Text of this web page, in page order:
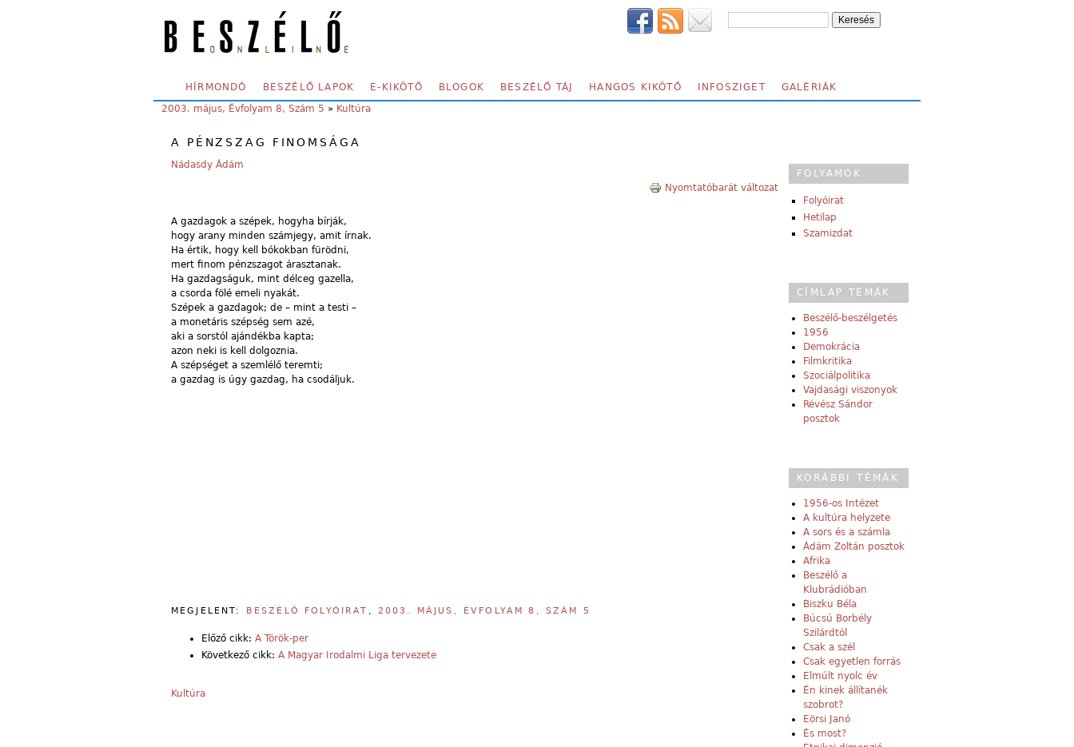
SECONDARY MENU
HÍRMONDÓ BESZÉLŐ LAPOK E-KIKÖTŐ BLOGOK BESZÉLŐ TÁJ HANGOS KIKÖTŐ INFOSZIGET GALÉRIÁK
YOU ARE HERE:
2003. május, Évfolyam 8, Szám 5 » Kultúra
A PÉNZSZAG FINOMSÁGA
Nádasdy Ádám
Nyomtatóbarát változat
A gazdagok a szépek, hogyha bírják,
hogy arany minden számjegy, amit írnak.
Ha értik, hogy kell bókokban fürödni,
mert finom pénzszagot árasztanak.
Ha gazdagságuk, mint délceg gazella,
a csorda fölé emeli nyakát.
Szépek a gazdagok; de – mint a testi –
a monetáris szépség sem azé,
aki a sorstól ajándékba kapta;
azon neki is kell dolgoznia.
A szépséget a szemlélő teremti;
a gazdag is úgy gazdag, ha csodáljuk.
MEGJELENT: BESZÉLŐ FOLYÓIRAT 2003. MÁJUS, ÉVFOLYAM 8, SZÁM 5
Előző cikk: A Török-per
Következő cikk: A Magyar Irodalmi Liga tervezete
Kultúra
FOLYAMOK
Folyóirat
Hetilap
Szamizdat
CÍMLAP TÉMÁK
Beszélő-beszélgetés
1956
Demokrácia
Filmkritika
Szociálpolitika
Vajdasági viszonyok
Révész Sándor
posztok
KORÁBBI TÉMÁK
1956-os Intézet
A kultúra helyzete
A sors és a számla
Ádám Zoltán posztok
Afrika
Beszélő a
Klubrádióban
Biszku Béla
Búcsú Borbély
Szilárdtól
Csak a szél
Csak egyetlen forrás
Elmúlt nyolc év
Én kinek állítanék
szobrot?
Eörsi Janó
És most?